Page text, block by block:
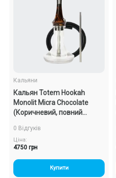
Кальяни
Кальян Totem Hookah
Monolit Micra Chocolate
(Коричневий, повний
0 Відгуків
Ціна:
4750 грн
Купити